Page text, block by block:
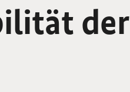
der